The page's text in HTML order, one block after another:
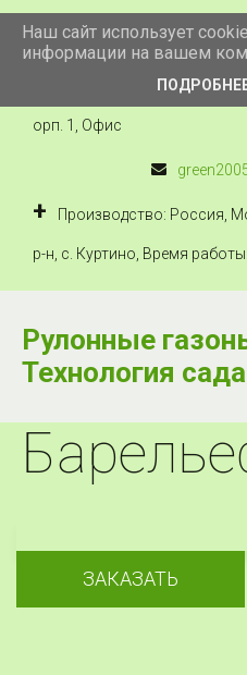
+7 910
Технология сада,Россия ,
орп. 1 Офис
Производство: Россия,
р-н, с. Куртино Время
Рулонные
Технология сада
ЗАКАЗАТЬ
Наш сайт использует
информации на вашем